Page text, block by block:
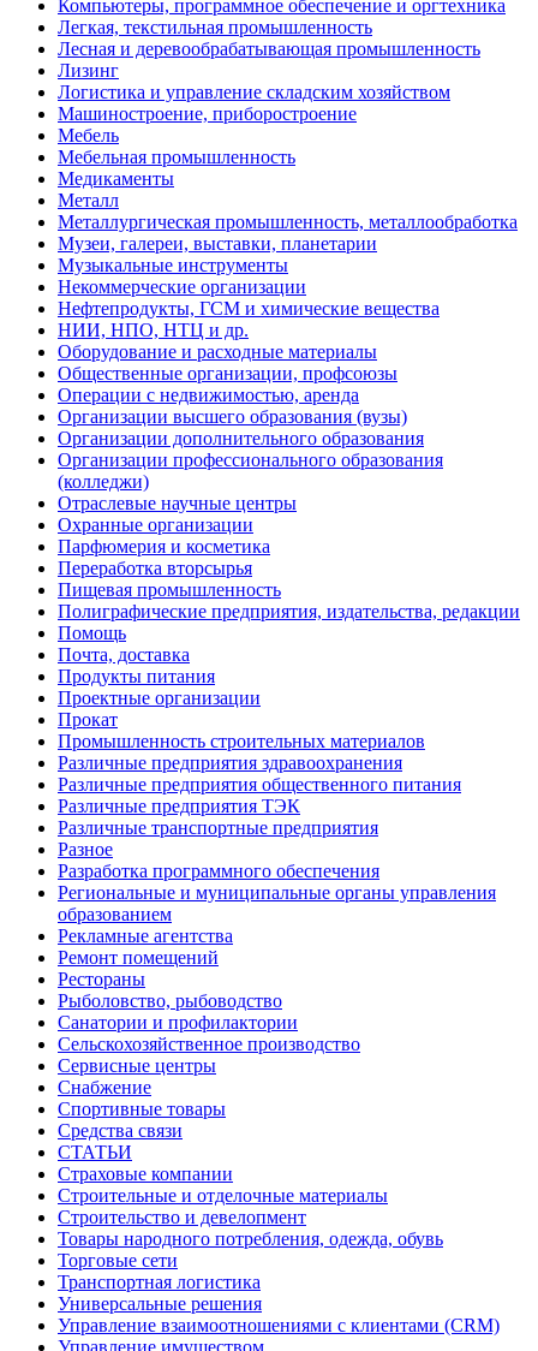
Компьютеры, программное обеспечение и оргтехника
Легкая, текстильная промышленность
Лесная и деревообрабатывающая промышленность
Лизинг
Логистика и управление складским хозяйством
Машиностроение, приборостроение
Мебель
Мебельная промышленность
Медикаменты
Металл
Металлургическая промышленность, металлообработка
Музеи, галереи, выставки, планетарии
Музыкальные инструменты
Некоммерческие организации
Нефтепродукты, ГСМ и химические вещества
НИИ, НПО, НТЦ и др.
Оборудование и расходные материалы
Общественные организации, профсоюзы
Операции с недвижимостью, аренда
Организации высшего образования (вузы)
Организации дополнительного образования
Организации профессионального образования
(колледжи)
Отраслевые научные центры
Охранные организации
Парфюмерия и косметика
Переработка вторсырья
Пищевая промышленность
Полиграфические предприятия, издательства, редакции
Помощь
Почта, доставка
Продукты питания
Проектные организации
Прокат
Промышленность строительных материалов
Различные предприятия здравоохранения
Различные предприятия общественного питания
Различные предприятия ТЭК
Различные транспортные предприятия
Разное
Разработка программного обеспечения
Региональные и муниципальные органы управления
образованием
Рекламные агентства
Ремонт помещений
Рестораны
Рыболовство, рыбоводство
Санатории и профилактории
Сельскохозяйственное производство
Сервисные центры
Снабжение
Спортивные товары
Средства связи
СТАТЬИ
Страховые компании
Строительные и отделочные материалы
Строительство и девелопмент
Товары народного потребления, одежда, обувь
Торговые сети
Транспортная логистика
Универсальные решения
Управление взаимоотношениями с клиентами (CRM)